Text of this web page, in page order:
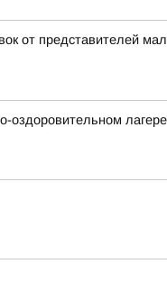
от представителей
оздоровительном лагере